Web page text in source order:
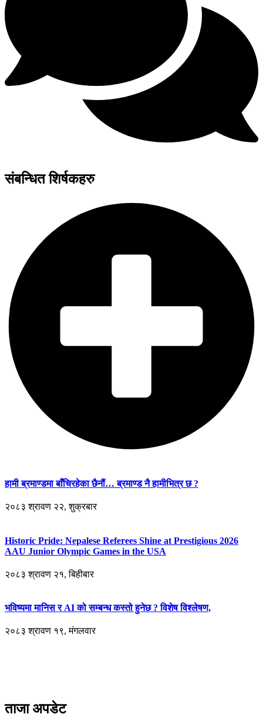
संबन्धित शिर्षकहरु
हामी ब्रमाण्डमा बाँचिरहेका छैनौं… ब्रमाण्ड नै हामीभित्र छ ?
२०८३ श्रावण २२, शुक्रबार
Historic Pride: Nepalese Referees Shine at Prestigious 2026
AAU Junior Olympic Games in the USA
२०८३ श्रावण २१, बिहीबार
भविष्यमा मानिस र AI को सम्बन्ध कस्तो हुनेछ ? विशेष विश्लेषण,
२०८३ श्रावण १९, मंगलवार
ताजा अपडेट